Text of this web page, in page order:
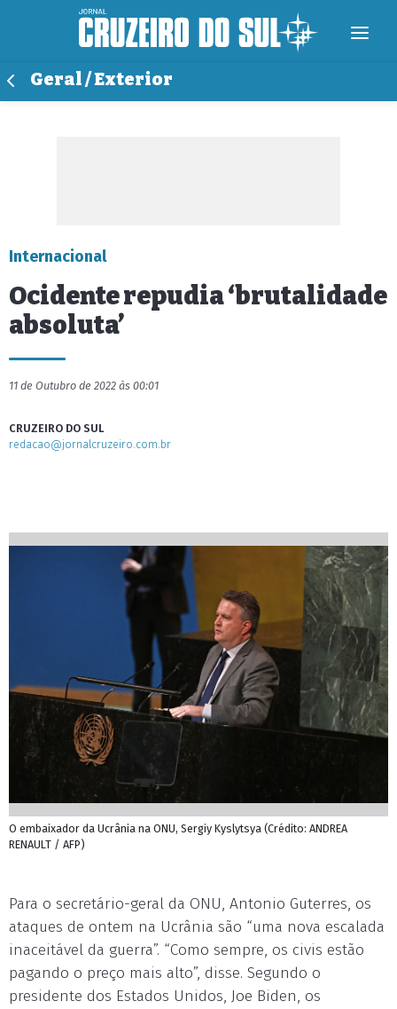
Geral / Exterior
Internacional
Ocidente repudia ‘brutalidade
absoluta’
11 de Outubro de 2022 às 00:01
CRUZEIRO DO SUL
redacao@jornalcruzeiro.com.br
O embaixador da Ucrânia na ONU, Sergiy Kyslytsya (Crédito: ANDREA
RENAULT / AFP)
Para o secretário-geral da ONU, Antonio Guterres, os
ataques de ontem na Ucrânia são “uma nova escalada
inaceitável da guerra”. “Como sempre, os civis estão
pagando o preço mais alto”, disse. Segundo o
presidente dos Estados Unidos, Joe Biden, os